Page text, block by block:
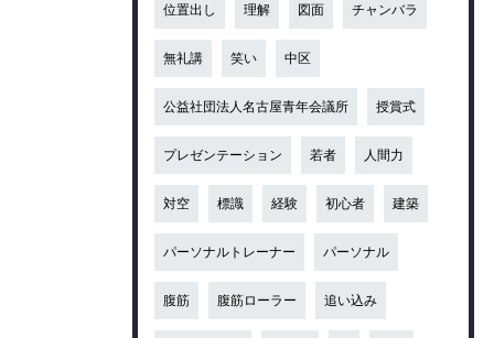
位置出し 理解 図面 チャンバラ
無礼講 笑い 中区
公益社団法人名古屋青年会議所 授賞式
プレゼンテーション 若者 人間力
対空 標識 経験 初心者 建築
パーソナルトレーナー パーソナル
腹筋 腹筋ローラー 追い込み